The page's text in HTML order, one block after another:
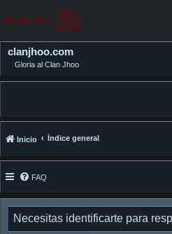
clanjhoo.com
Gloria al Clan Jhoo
Inicio Índice general
FAQ
Necesitas identificarte para